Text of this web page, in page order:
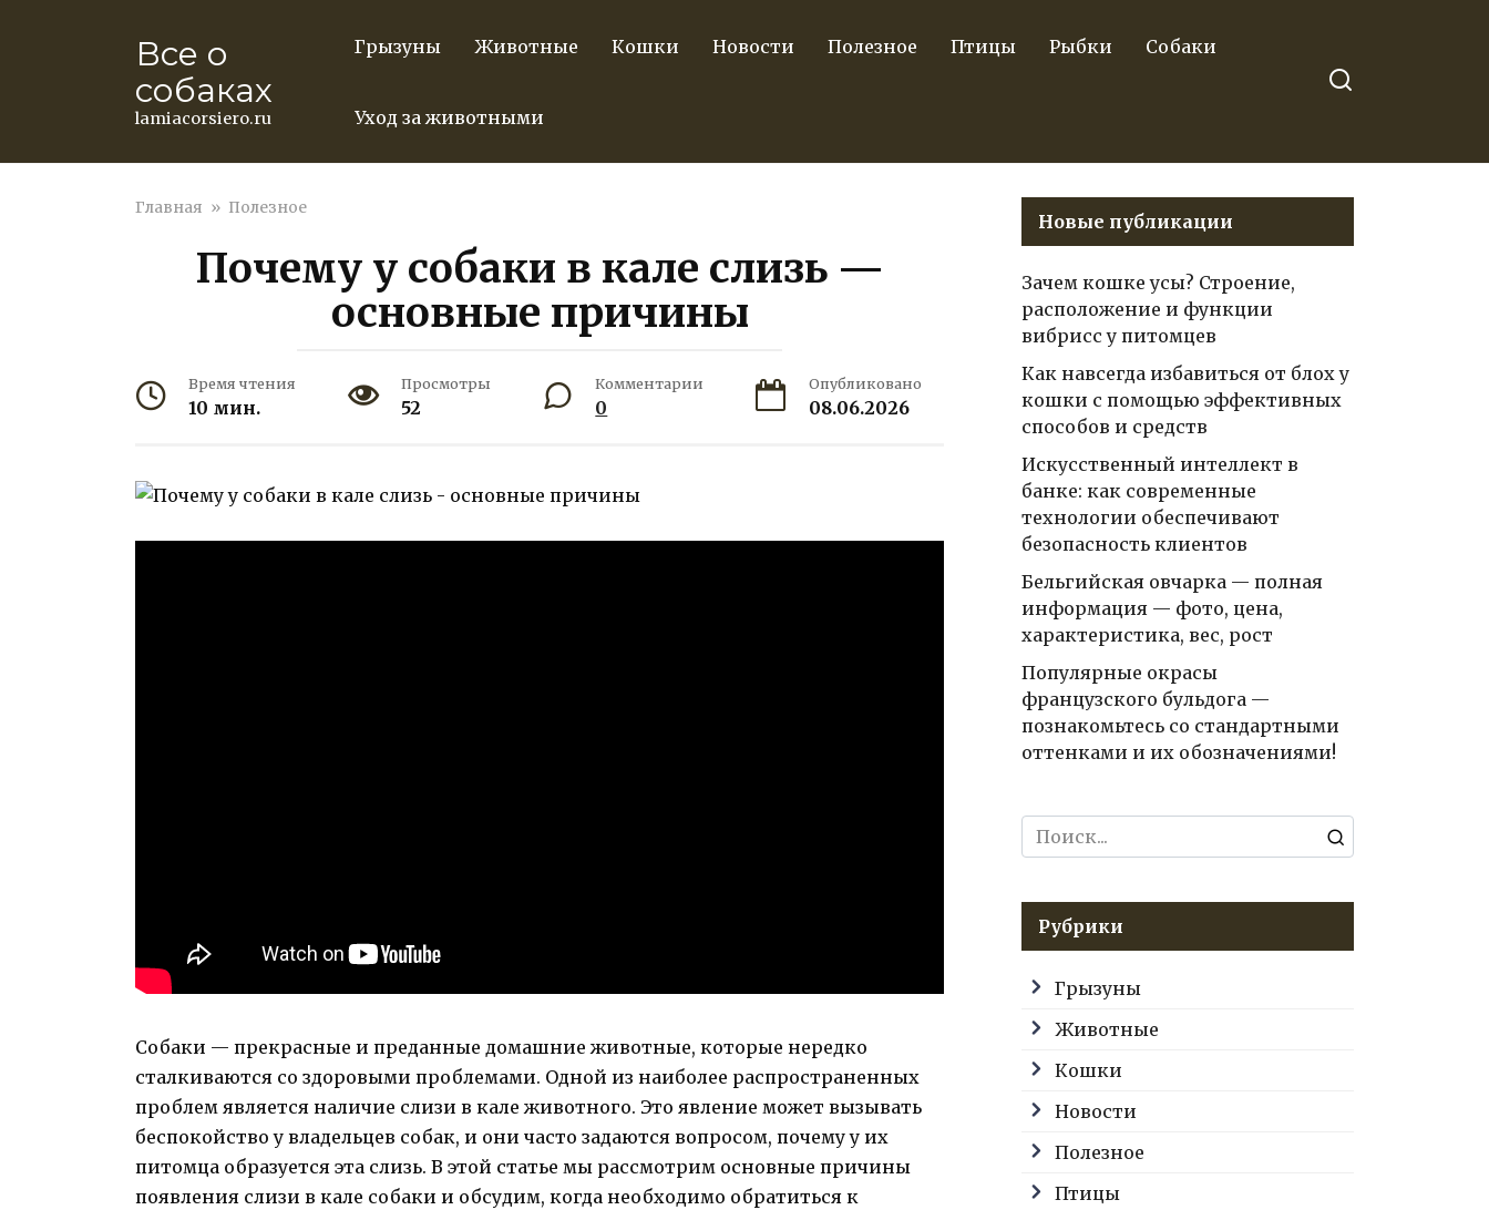
Все о
собаках
lamiacorsiero.ru
Грызуны Животные Кошки Новости Полезное Птицы Рыбки Собаки
Уход за животными
Главная » Полезное
Почему у собаки в кале слизь —
основные причины
Время чтения
10 мин.
Просмотры
52
Комментарии
0
Опубликовано
08.06.2026
Собаки — прекрасные и преданные домашние животные, которые нередко
сталкиваются со здоровыми проблемами. Одной из наиболее распространенных
проблем является наличие слизи в кале животного. Это явление может вызывать
беспокойство у владельцев собак, и они часто задаются вопросом, почему у их
питомца образуется эта слизь. В этой статье мы рассмотрим основные причины
появления слизи в кале собаки и обсудим, когда необходимо обратиться к
Новые публикации
Зачем кошке усы? Строение,
расположение и функции
вибрисс у питомцев
Как навсегда избавиться от блох у
кошки с помощью эффективных
способов и средств
Искусственный интеллект в
банке: как современные
технологии обеспечивают
безопасность клиентов
Бельгийская овчарка — полная
информация — фото, цена,
характеристика, вес, рост
Популярные окрасы
французского бульдога —
познакомьтесь со стандартными
оттенками и их обозначениями!
Search
for:
Рубрики
Грызуны
Животные
Кошки
Новости
Полезное
Птицы